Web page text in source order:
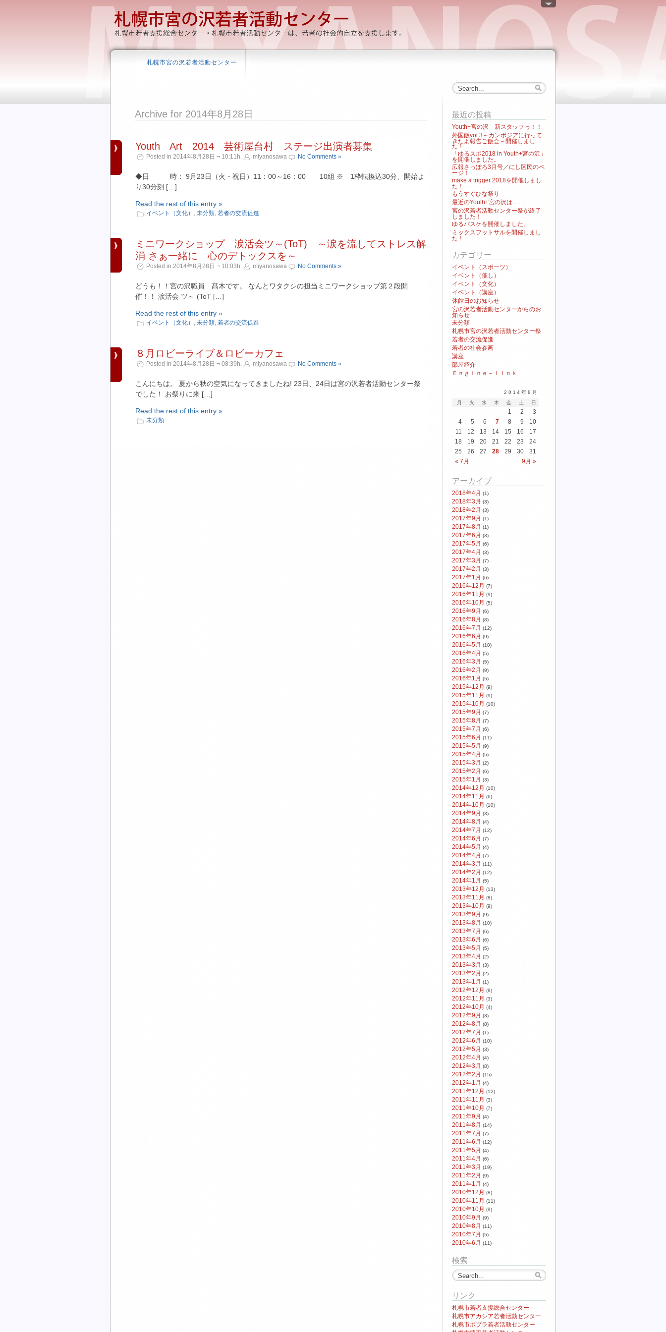
札幌市宮の沢若者活動センター
Archive for 2014年8月28日
Youth Art 2014 芸術屋台村 ステージ出演者募集
Posted in 2014年8月28日 ¬ 10:11h. miyanosawa No Comments »
◆日 時： 9月23日（火・祝日）11：00～16：00 10組 ※ 1枠転換込30分、開始よ
り30分刻 […]
Read the rest of this entry »
イベント（文化） , 未分類, 若者の交流促進
ミニワークショップ 涙活会ツ～(ToT) ～涙を流してストレス解
消 さぁ一緒に 心のデトックスを～
Posted in 2014年8月28日 ¬ 10:03h. miyanosawa No Comments »
どうも！！宮の沢職員 髙木です。 なんとワタクシの担当ミニワークショップ第２段開
催！！ 涙活会 ツ～ (ToT […]
Read the rest of this entry »
イベント（文化） , 未分類, 若者の交流促進
８月ロビーライブ＆ロビーカフェ
Posted in 2014年8月28日 ¬ 08:39h. miyanosawa No Comments »
こんにちは。 夏から秋の空気になってきましたね! 23日、24日は宮の沢若者活動センター祭
でした！ お祭りに来 […]
Read the rest of this entry »
未分類
最近の投稿
Youth+宮の沢 新スタッフっ！！
外国飯vol.3～カンボジアに行って
きたよ報告ご飯会～開催しまし
た！
「ゆるスポ2018 in Youth+宮の沢」
を開催しました。
広報さっぽろ3月号／にし区民のペ
ージ！
make a trigger 2018を開催しまし
た！
もうすぐひな祭り
最近のYouth+宮の沢は……
宮の沢若者活動センター祭が終了
しました！
ゆるバスケを開催しました。
ミックスフットサルを開催しまし
た！
カテゴリー
イベント（スポーツ）
イベント（催し）
イベント（文化）
イベント（講座）
休館日のお知らせ
宮の沢若者活動センターからのお
知らせ
未分類
札幌市宮の沢若者活動センター祭
若者の交流促進
若者の社会参画
講座
部屋紹介
Ｅｎｇｉｎｅ－ｌｉｎｋ
2014年8月
月
火 水 木 金 土 日
« 7月 9月 »
1 2
3
4
5 6 7 8 9
10
11
12 13 14 15 16
17
18
19 20 21 22 23
24
25
26 27 28 29 30 31
アーカイブ
2018年4月 (1)
2018年3月 (3)
2018年2月 (3)
2017年9月 (1)
2017年8月 (1)
2017年6月 (3)
2017年5月 (6)
2017年4月 (3)
2017年3月 (7)
2017年2月 (3)
2017年1月 (6)
2016年12月 (7)
2016年11月 (9)
2016年10月 (5)
2016年9月 (6)
2016年8月 (8)
2016年7月 (12)
2016年6月 (9)
2016年5月 (10)
2016年4月 (5)
2016年3月 (5)
2016年2月 (9)
2016年1月 (5)
2015年12月 (9)
2015年11月 (9)
2015年10月 (10)
2015年9月 (7)
2015年8月 (7)
2015年7月 (6)
2015年6月 (11)
2015年5月 (9)
2015年4月 (5)
2015年3月 (2)
2015年2月 (6)
2015年1月 (3)
2014年12月 (10)
2014年11月 (6)
2014年10月 (10)
2014年9月 (3)
2014年8月 (4)
2014年7月 (12)
2014年6月 (7)
2014年5月 (4)
2014年4月 (7)
2014年3月 (11)
2014年2月 (12)
2014年1月 (5)
2013年12月 (13)
2013年11月 (8)
2013年10月 (9)
2013年9月 (9)
2013年8月 (10)
2013年7月 (6)
2013年6月 (6)
2013年5月 (5)
2013年4月 (2)
2013年3月 (3)
2013年2月 (2)
2013年1月 (1)
2012年12月 (8)
2012年11月 (3)
2012年10月 (4)
2012年9月 (3)
2012年8月 (8)
2012年7月 (1)
2012年6月 (10)
2012年5月 (3)
2012年4月 (4)
2012年3月 (8)
2012年2月 (15)
2012年1月 (4)
2011年12月 (12)
2011年11月 (3)
2011年10月 (7)
2011年9月 (4)
2011年8月 (14)
2011年7月 (7)
2011年6月 (12)
2011年5月 (4)
2011年4月 (6)
2011年3月 (19)
2011年2月 (9)
2011年1月 (4)
2010年12月 (8)
2010年11月 (11)
2010年10月 (9)
2010年9月 (9)
2010年8月 (11)
2010年7月 (5)
2010年6月 (11)
検索
リンク
札幌市若者支援総合センター
札幌市アカシア若者活動センター
札幌市ポプラ若者活動センター